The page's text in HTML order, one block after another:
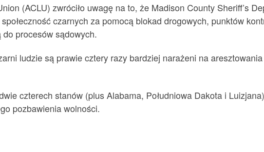
(ACLU) zwróciło uwagę na to, że Madison County Sheriff’s
czarnych za pomocą blokad drogowych, punktów
procesów sądowych.
ludzie są prawie cztery razy bardziej narażeni na
czterech stanów (plus Alabama, Południowa Dakota i
pozbawienia wolności.